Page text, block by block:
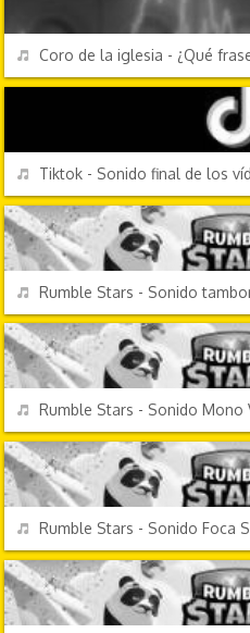
REPRODUCIR
Coro de la iglesia - ¿Qué
REPRODUCIR
Tiktok - Sonido final de los
REPRODUCIR
Rumble Stars - Sonido
REPRODUCIR
Rumble Stars - Sonido Mono
REPRODUCIR
Rumble Stars - Sonido Foca